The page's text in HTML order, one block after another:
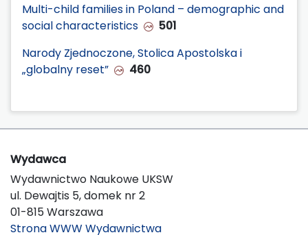
Multi-child families in Poland – demographic and
social characteristics
501
Narody Zjednoczone, Stolica Apostolska i
„globalny reset”
460
Wydawca
Wydawnictwo Naukowe UKSW
ul. Dewajtis 5, domek nr 2
01-815 Warszawa
Strona WWW Wydawnictwa